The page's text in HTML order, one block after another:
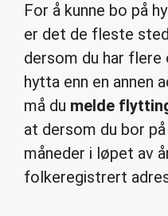
For å kunne bo på
er det de fleste
dersom du har
hytta enn en annen
må du melde
at dersom du bor
måneder i løpet av
folkeregistrert